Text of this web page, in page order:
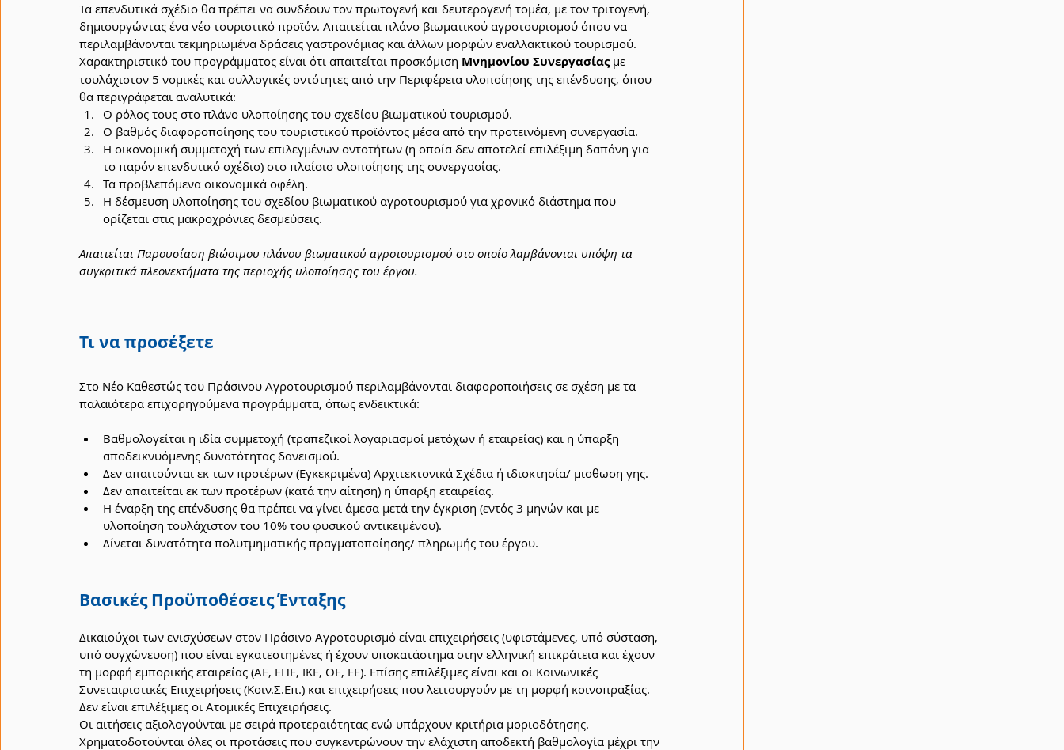
Τα επενδυτικά σχέδιο θα πρέπει να συνδέουν τον πρωτογενή και δευτερογενή τομέα, με τον τριτογενή,
δημιουργώντας ένα νέο τουριστικό προϊόν. Απαιτείται πλάνο βιωματικού αγροτουρισμού όπου να
περιλαμβάνονται τεκμηριωμένα δράσεις γαστρονόμιας και άλλων μορφών εναλλακτικού τουρισμού.
Χαρακτηριστικό του προγράμματος είναι ότι απαιτείται προσκόμιση Μνημονίου Συνεργασίας με
τουλάχιστον 5 νομικές και συλλογικές οντότητες από την Περιφέρεια υλοποίησης της επένδυσης, όπου
θα περιγράφεται αναλυτικά:
Ο ρόλος τους στο πλάνο υλοποίησης του σχεδίου βιωματικού τουρισμού.
Ο βαθμός διαφοροποίησης του τουριστικού προϊόντος μέσα από την προτεινόμενη συνεργασία.
Η οικονομική συμμετοχή των επιλεγμένων οντοτήτων (η οποία δεν αποτελεί επιλέξιμη δαπάνη για
το παρόν επενδυτικό σχέδιο) στο πλαίσιο υλοποίησης της συνεργασίας.
Τα προβλεπόμενα οικονομικά οφέλη.
Η δέσμευση υλοποίησης του σχεδίου βιωματικού αγροτουρισμού για χρονικό διάστημα που
ορίζεται στις μακροχρόνιες δεσμεύσεις.
Απαιτείται Παρουσίαση βιώσιμου πλάνου βιωματικού αγροτουρισμού στο οποίο λαμβάνονται υπόψη τα
συγκριτικά πλεονεκτήματα της περιοχής υλοποίησης του έργου.
Τι να προσέξετε
Στο Νέο Καθεστώς του Πράσινου Αγροτουρισμού περιλαμβάνονται διαφοροποιήσεις σε σχέση με τα
παλαιότερα επιχορηγούμενα προγράμματα, όπως ενδεικτικά:
Βαθμολογείται η ιδία συμμετοχή (τραπεζικοί λογαριασμοί μετόχων ή εταιρείας) και η ύπαρξη
αποδεικνυόμενης δυνατότητας δανεισμού.
Δεν απαιτούνται εκ των προτέρων (Εγκεκριμένα) Αρχιτεκτονικά Σχέδια ή ιδιοκτησία/ μισθωση γης.
Δεν απαιτείται εκ των προτέρων (κατά την αίτηση) η ύπαρξη εταιρείας.
Η έναρξη της επένδυσης θα πρέπει να γίνει άμεσα μετά την έγκριση (εντός 3 μηνών και με
υλοποίηση τουλάχιστον του 10% του φυσικού αντικειμένου).
Δίνεται δυνατότητα πολυτμηματικής πραγματοποίησης/ πληρωμής του έργου.
Βασικές Προϋποθέσεις Ένταξης
Δικαιούχοι των ενισχύσεων στον Πράσινο Αγροτουρισμό είναι επιχειρήσεις (υφιστάμενες, υπό σύσταση,
υπό συγχώνευση) που είναι εγκατεστημένες ή έχουν υποκατάστημα στην ελληνική επικράτεια και έχουν
τη μορφή εμπορικής εταιρείας (ΑΕ, ΕΠΕ, ΙΚΕ, ΟΕ, ΕΕ). Επίσης επιλέξιμες είναι και οι Κοινωνικές
Συνεταιριστικές Επιχειρήσεις (Κοιν.Σ.Επ.) και επιχειρήσεις που λειτουργούν με τη μορφή κοινοπραξίας.
Δεν είναι επιλέξιμες οι Ατομικές Επιχειρήσεις.
Οι αιτήσεις αξιολογούνται με σειρά προτεραιότητας ενώ υπάρχουν κριτήρια μοριοδότησης.
Χρηματοδοτούνται όλες οι προτάσεις που συγκεντρώνουν την ελάχιστη αποδεκτή βαθμολογία μέχρι την